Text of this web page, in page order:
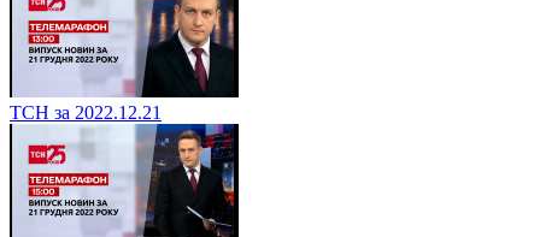
ТСН за 2022.12.21